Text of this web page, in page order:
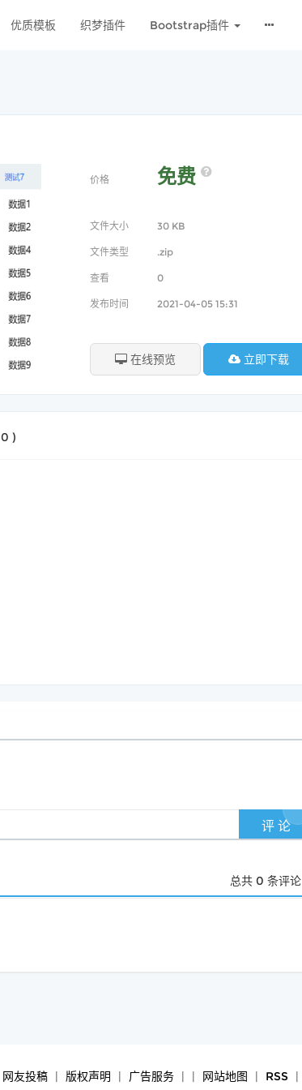
优质模板 织梦插件 Bootstrap插件
价格 免费
文件大小 30 KB
文件类型 .zip
查看 0
发布时间 2021-04-05 15:31
在线预览 立即下载
0 )
总共 0 条评论
网友投稿| 版权声明 | 广告服务| | 网站地图 | RSS |